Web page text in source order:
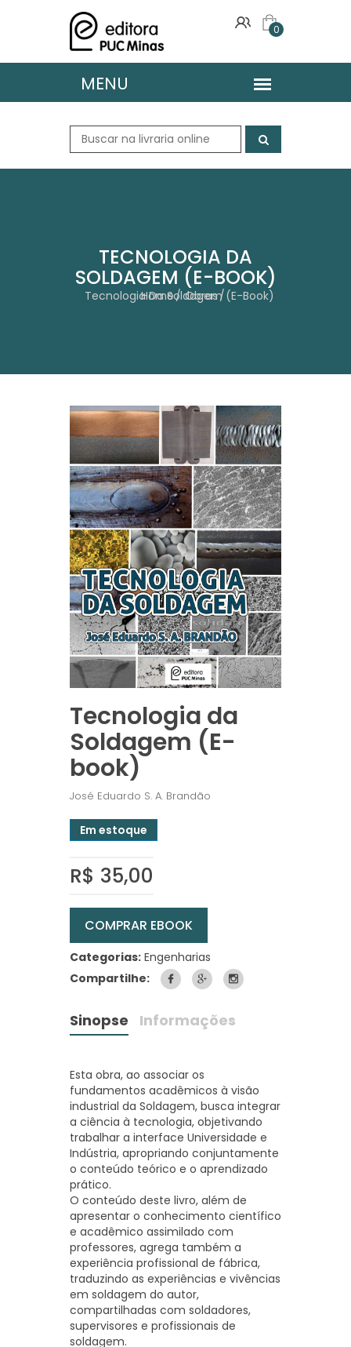
0
TECNOLOGIA DA
SOLDAGEM (E-BOOK)
Home Obras
Tecnologia Da Soldagem (E-Book)
Tecnologia da
Soldagem (E-
book)
José Eduardo S. A. Brandão
Em estoque
R$ 35,00
COMPRAR EBOOK
Categorias: Engenharias
Compartilhe:
Sinopse Informações
Esta obra, ao associar os
fundamentos acadêmicos à visão
industrial da Soldagem, busca integrar
a ciência à tecnologia, objetivando
trabalhar a interface Universidade e
Indústria, apropriando conjuntamente
o conteúdo teórico e o aprendizado
prático.
O conteúdo deste livro, além de
apresentar o conhecimento científico
e acadêmico assimilado com
professores, agrega também a
experiência profissional de fábrica,
traduzindo as experiências e vivências
em soldagem do autor,
compartilhadas com soldadores,
supervisores e profissionais de
soldagem.